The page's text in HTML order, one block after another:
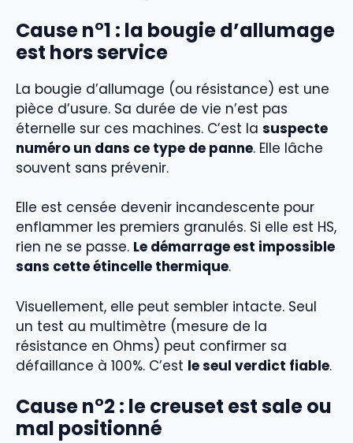
Cause n°1 : la bougie d’allumage
est hors service
La bougie d’allumage (ou résistance) est une
pièce d’usure. Sa durée de vie n’est pas
éternelle sur ces machines. C’est la suspecte
numéro un dans ce type de panne. Elle lâche
souvent sans prévenir.
Elle est censée devenir incandescente pour
enflammer les premiers granulés. Si elle est HS,
rien ne se passe. Le démarrage est impossible
sans cette étincelle thermique.
Visuellement, elle peut sembler intacte. Seul
un test au multimètre (mesure de la
résistance en Ohms) peut confirmer sa
défaillance à 100%. C’est le seul verdict fiable.
Cause n°2 : le creuset est sale ou
mal positionné